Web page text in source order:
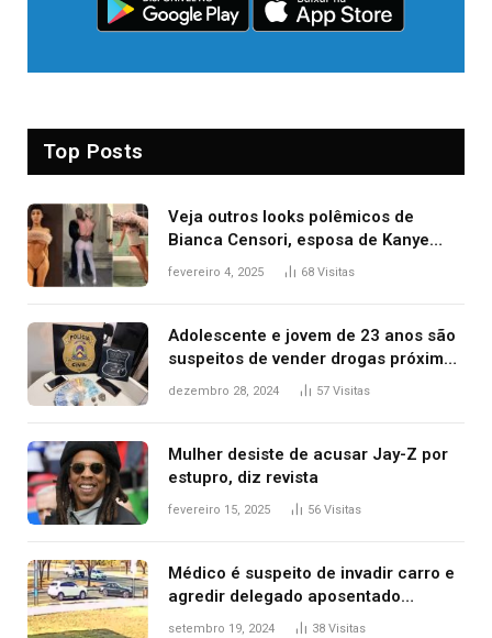
Top Posts
Veja outros looks polêmicos de
Bianca Censori, esposa de Kanye
West que apareceu nua no Grammy
fevereiro 4, 2025 68 Visitas
Adolescente e jovem de 23 anos são
suspeitos de vender drogas próximo
de delegacia e escola, diz polícia
dezembro 28, 2024 57 Visitas
Mulher desiste de acusar Jay-Z por
estupro, diz revista
fevereiro 15, 2025 56 Visitas
Médico é suspeito de invadir carro e
agredir delegado aposentado
durante confusão no trânsito
setembro 19, 2024 38 Visitas